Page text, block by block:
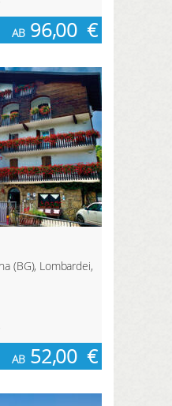
AB 96,00 €
(BG), Lombardei,
AB 52,00 €